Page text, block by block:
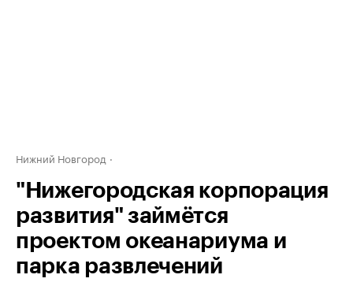
Нижний Новгород
"Нижегородская корпорация
развития" займётся
проектом океанариума и
парка развлечений